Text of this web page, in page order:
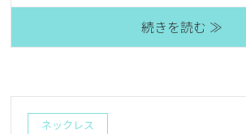
続きを読む ≫
ネックレス